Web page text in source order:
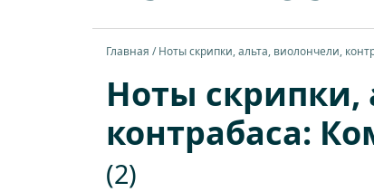
Главная Ноты скрипки, альта, виолончели,
Ноты скрипки,
контрабаса:
(2)